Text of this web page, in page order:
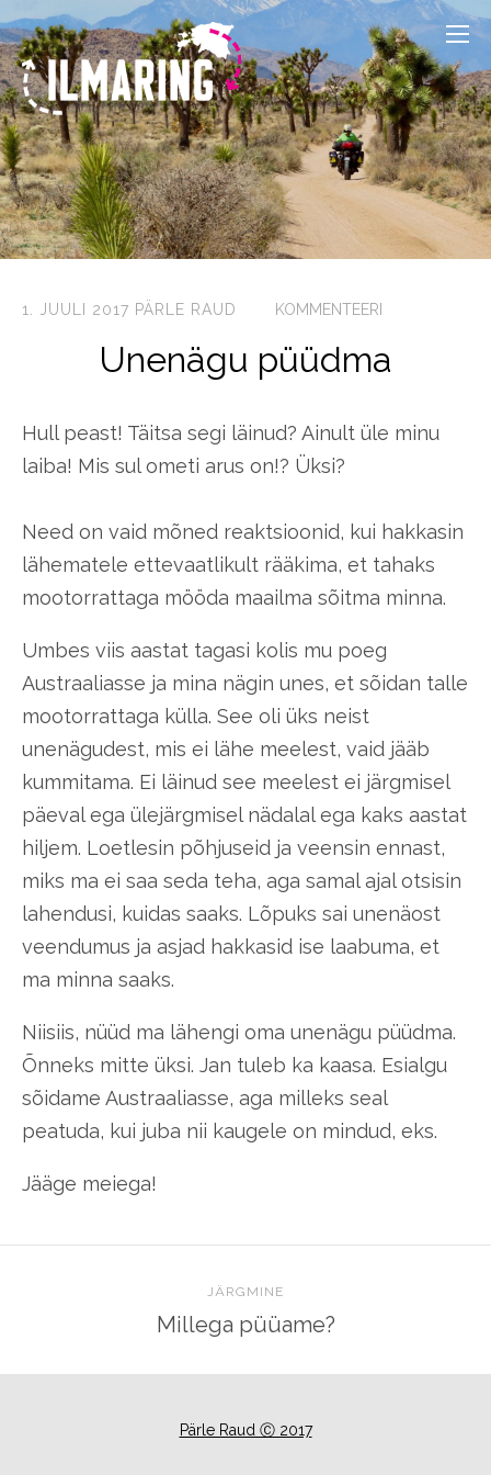
1. JUULI 2017 PÄRLE RAUD KOMMENTEERI
Unenägu püüdma
Hull peast! Täitsa segi läinud? Ainult üle minu
laiba! Mis sul ometi arus on!? Üksi?
Need on vaid mõned reaktsioonid, kui hakkasin
lähematele ettevaatlikult rääkima, et tahaks
mootorrattaga mööda maailma sõitma minna.
Umbes viis aastat tagasi kolis mu poeg
Austraaliasse ja mina nägin unes, et sõidan talle
mootorrattaga külla. See oli üks neist
unenägudest, mis ei lähe meelest, vaid jääb
kummitama. Ei läinud see meelest ei järgmisel
päeval ega ülejärgmisel nädalal ega kaks aastat
hiljem. Loetlesin põhjuseid ja veensin ennast,
miks ma ei saa seda teha, aga samal ajal otsisin
lahendusi, kuidas saaks. Lõpuks sai unenäost
veendumus ja asjad hakkasid ise laabuma, et
ma minna saaks.
Niisiis, nüüd ma lähengi oma unenägu püüdma.
Õnneks mitte üksi. Jan tuleb ka kaasa. Esialgu
sõidame Austraaliasse, aga milleks seal
peatuda, kui juba nii kaugele on mindud, eks.
Jääge meiega!
JÄRGMINE
Millega püüame?
Pärle Raud Ⓒ 2017